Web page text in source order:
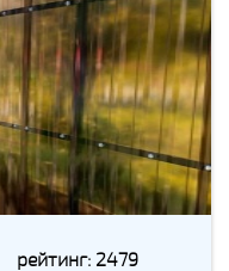
рейтинг: 2479